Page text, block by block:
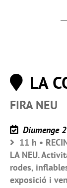
LA
FIRA NEU
Diumenge
11 h •
LA NEU.
rodes,
exposició i